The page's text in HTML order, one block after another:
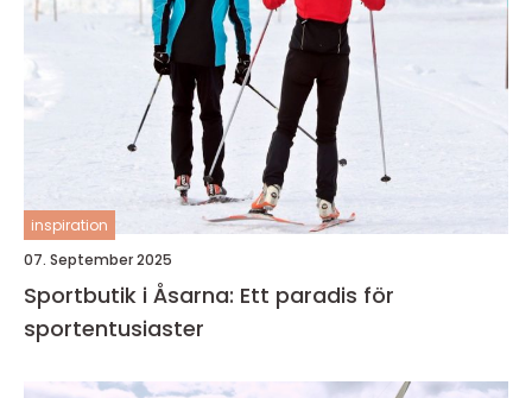
inspiration
07. September 2025
Sportbutik i Åsarna: Ett paradis för
sportentusiaster